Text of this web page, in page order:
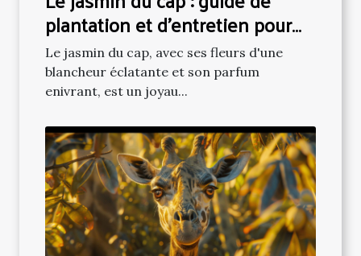
plantation et d'entretien pour
une floraison luxuriante
Le jasmin du cap, avec ses fleurs d'une
blancheur éclatante et son parfum
enivrant, est un joyau...